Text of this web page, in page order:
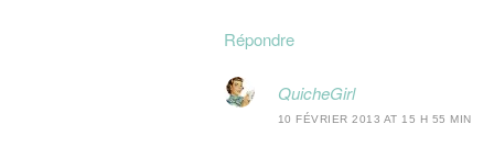
Répondre
QuicheGirl
10 FÉVRIER 2013 AT 15 H 55 MIN